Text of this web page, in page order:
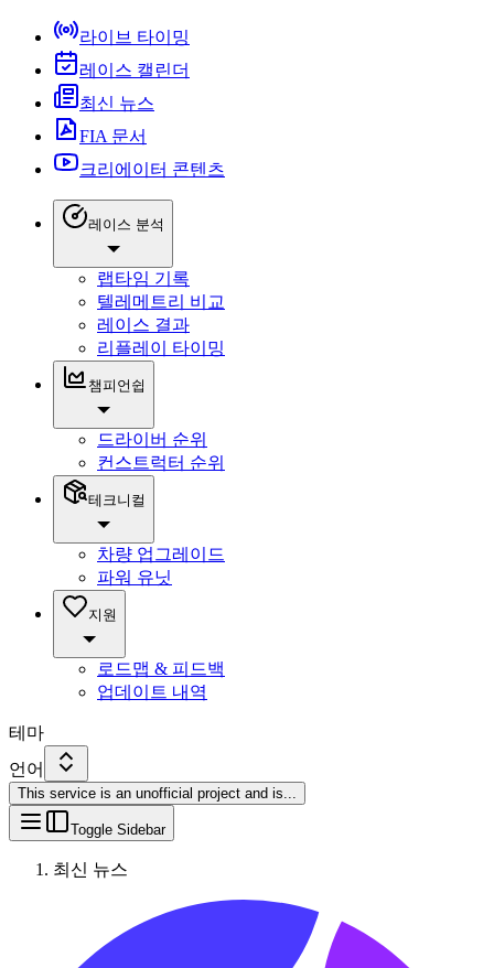
라이브 타이밍
레이스 캘린더
최신 뉴스
FIA 문서
크리에이터 콘텐츠
레이스 분석
랩타임 기록
텔레메트리 비교
레이스 결과
리플레이 타이밍
챔피언쉽
드라이버 순위
컨스트럭터 순위
테크니컬
차량 업그레이드
파워 유닛
지원
로드맵 & 피드백
업데이트 내역
테마
언어
This service is an unofficial project and is...
Toggle Sidebar
최신 뉴스